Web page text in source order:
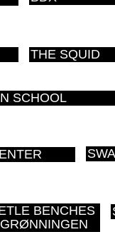
THE SQUID
SCHOOL
BENCHES